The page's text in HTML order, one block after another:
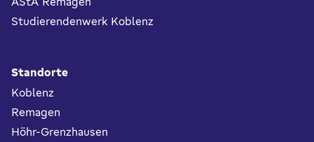
Studierendenwerk Koblenz
Standorte
Koblenz
Remagen
Höhr-Grenzhausen